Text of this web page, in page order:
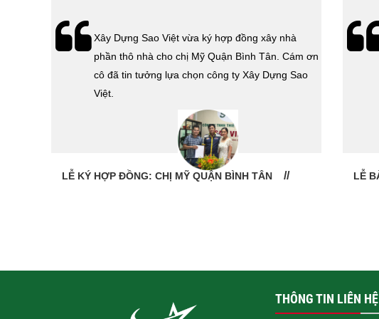
Lễ bàn giao nhà cho gia đình Cô Vân quận 11.
Cám ơn anh Tính đã tin tưởng, lựa chọn công ty
Xây Dựng Sao Việt.
LỄ BÀN GIAO NHÀ: CÔ VÂN QUẬN 11 HỢP
THÔNG TIN LIÊN HỆ